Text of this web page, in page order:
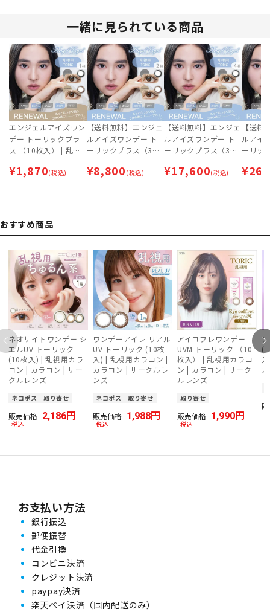
一緒に見られている商品
エンジェルアイズワン
デー トーリックプラ
ス （10枚入） | 乱視
（最短あす届く） | カ
¥1,870(税込)
【送料無料】エンジェ
ルアイズワンデー ト
ーリックプラス（30
用カラコン | 即日出荷
¥8,800 (税込)
【送料無料】エンジェ
ルアイズワンデー ト
ーリックプラス（30
用カラコン | 即日出荷
¥17,600(税込)
【送料
ルアイ
ーリッ
用カラ
¥
おすすめ商品
ネオサイトワンデー シ
エルUV トーリック
(10枚入) | 乱視用カラ
コン | カラコン | サー
クルレンズ
ネコポス 取り寄せ
販売価格 2,186
税込
ワンデーアイレ リアル
UV トーリック (10枚
入) | 乱視用カラコン |
カラコン | サークルレ
ンズ
ネコポス 取り寄せ
販売価格 1,988
税込
アイコフレワンデー
UVM トーリック （10
枚入） | 乱視用カラコ
ン | カラコン | サーク
ルレンズ
取り寄せ
販売価格 1,990
税込
お支払い方法
銀行振込
郵便振替
代金引換
コンビニ決済
クレジット決済
paypay決済
楽天ペイ決済（国内配送のみ）